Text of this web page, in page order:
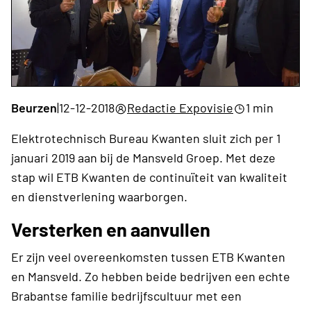
Beurzen|12-12-2018 Redactie Expovisie
1 min
Elektrotechnisch Bureau Kwanten sluit zich per 1
januari 2019 aan bij de Mansveld Groep. Met deze
stap wil ETB Kwanten de continuïteit van kwaliteit
en dienstverlening waarborgen.
Versterken en aanvullen
Er zijn veel overeenkomsten tussen ETB Kwanten
en Mansveld. Zo hebben beide bedrijven een echte
Brabantse familie bedrijfscultuur met een